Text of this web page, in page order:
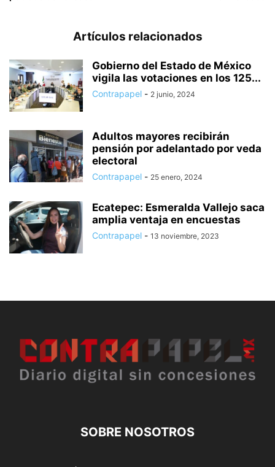
Artículos relacionados
Gobierno del Estado de México
vigila las votaciones en los 125...
Contrapapel - 2 junio, 2024
Adultos mayores recibirán
pensión por adelantado por veda
electoral
Contrapapel - 25 enero, 2024
Ecatepec: Esmeralda Vallejo saca
amplia ventaja en encuestas
Contrapapel - 13 noviembre, 2023
SOBRE NOSOTROS